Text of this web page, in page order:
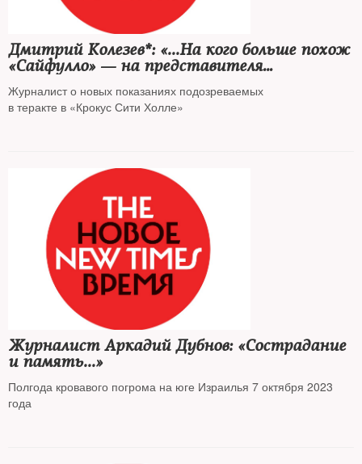
Дмитрий Колезев*: «...На кого больше похож
«Сайфулло» — на представителя
украинских спецслужб или на провокатора
ФСБ?»
Журналист о новых показаниях подозреваемых
в теракте в «Крокус Сити Холле»
Журналист Аркадий Дубнов: «Сострадание
и память...»
Полгода кровавого погрома на юге Израилья 7 октября 2023
года